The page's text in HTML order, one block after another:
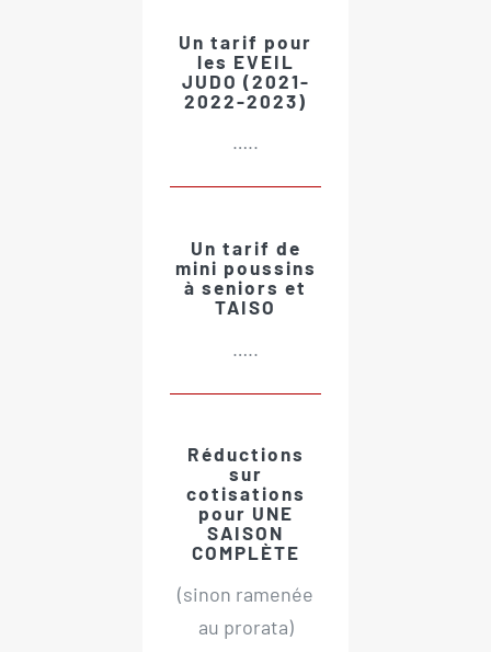
Un tarif pour
les EVEIL
JUDO (2021-
2022-2023)
…..
Un tarif de
mini poussins
à seniors et
TAISO
…..
Réductions
sur
cotisations
pour UNE
SAISON
COMPLÈTE
(sinon ramenée
au prorata)